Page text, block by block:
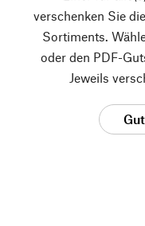
verschenken Sie
Sortiments.
oder den PDF-
Jeweils